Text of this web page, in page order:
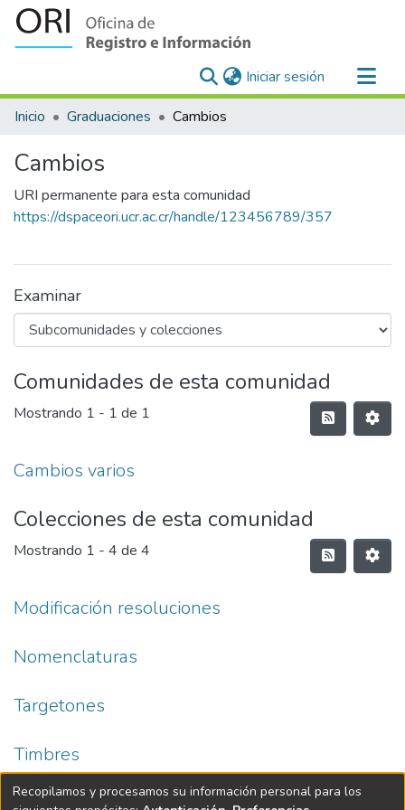
Iniciar sesión (current)
Comunidades
Estadísticas
Inicio Graduaciones Cambios
Cambios
URI permanente para esta comunidad
https://dspaceori.ucr.ac.cr/handle/123456789/357
Examinar
Comunidades de esta comunidad
Mostrando 1 - 1 de 1
Cambios varios
Colecciones de esta comunidad
Mostrando 1 - 4 de 4
Modificación resoluciones
Nomenclaturas
Targetones
Timbres
Recopilamos y procesamos su información personal para los